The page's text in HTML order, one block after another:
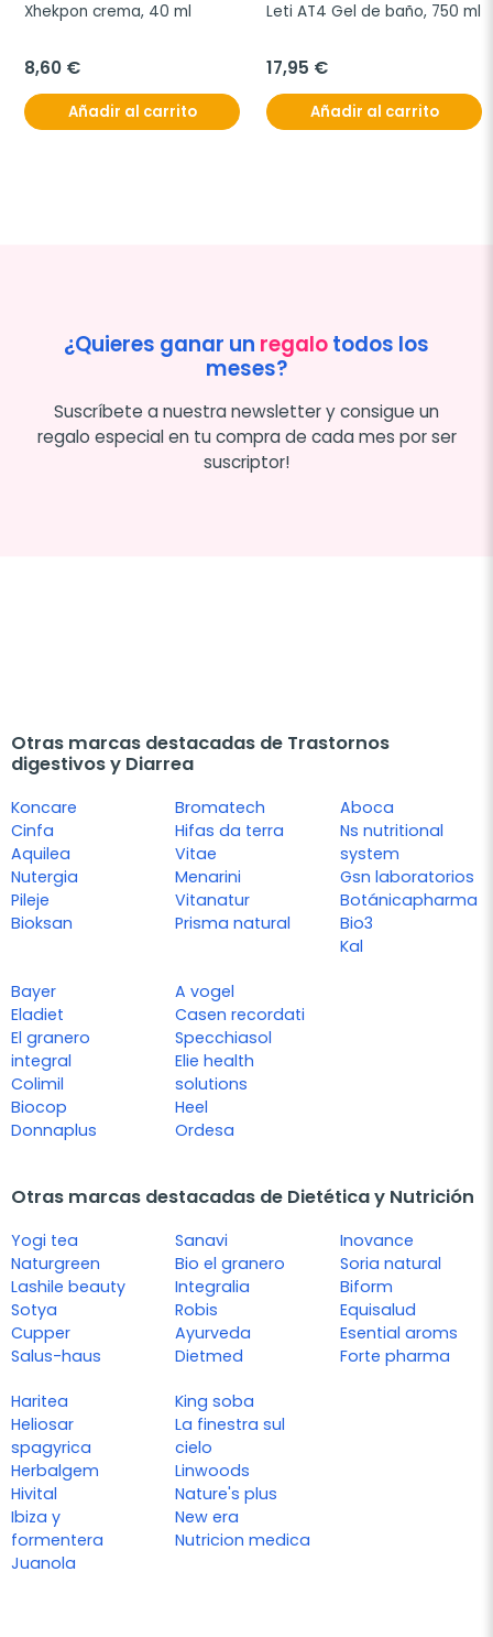
Xhekpon crema, 40 ml
8,60 €
Añadir al carrito
Leti AT4 Gel de baño, 750 ml
17,95 €
Añadir al carrito
¿Quieres ganar un regalotodos los
meses?
Suscríbete a nuestra newsletter y consigue un
regalo especial en tu compra de cada mes por ser
suscriptor!
Otras marcas destacadas de Trastornos
digestivos y Diarrea
Koncare
Cinfa
Aquilea
Nutergia
Pileje
Bioksan
Bromatech
Hifas da terra
Vitae
Menarini
Vitanatur
Prisma natural
Aboca
Ns nutritional
system
Gsn laboratorios
Botánicapharma
Bio3
Kal
Bayer
Eladiet
El granero
integral
Colimil
Biocop
Donnaplus
A vogel
Casen recordati
Specchiasol
Elie health
solutions
Heel
Ordesa
Otras marcas destacadas de Dietética y Nutrición
Yogi tea
Naturgreen
Lashile beauty
Sotya
Cupper
Salus-haus
Sanavi
Bio el granero
Integralia
Robis
Ayurveda
Dietmed
Inovance
Soria natural
Biform
Equisalud
Esential aroms
Forte pharma
Haritea
Heliosar
spagyrica
Herbalgem
Hivital
Ibiza y
formentera
Juanola
King soba
La finestra sul
cielo
Linwoods
Nature's plus
New era
Nutricion medica